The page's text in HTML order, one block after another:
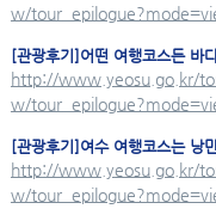
w/
[관광후기]어떤 여행코스든 바
http://www.yeosu.go.kr/
w/
[관광후기]여수 여행코스는 낭
http://www.yeosu.go.kr/
w/